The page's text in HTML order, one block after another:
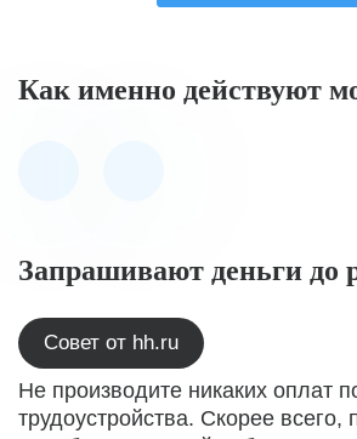
Как именно действуют
Запрашивают деньги до
Совет от hh.ru
Не производите никаких оплат
трудоустройства. Скорее всего,